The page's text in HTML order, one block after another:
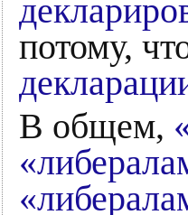
потому,
В общем,